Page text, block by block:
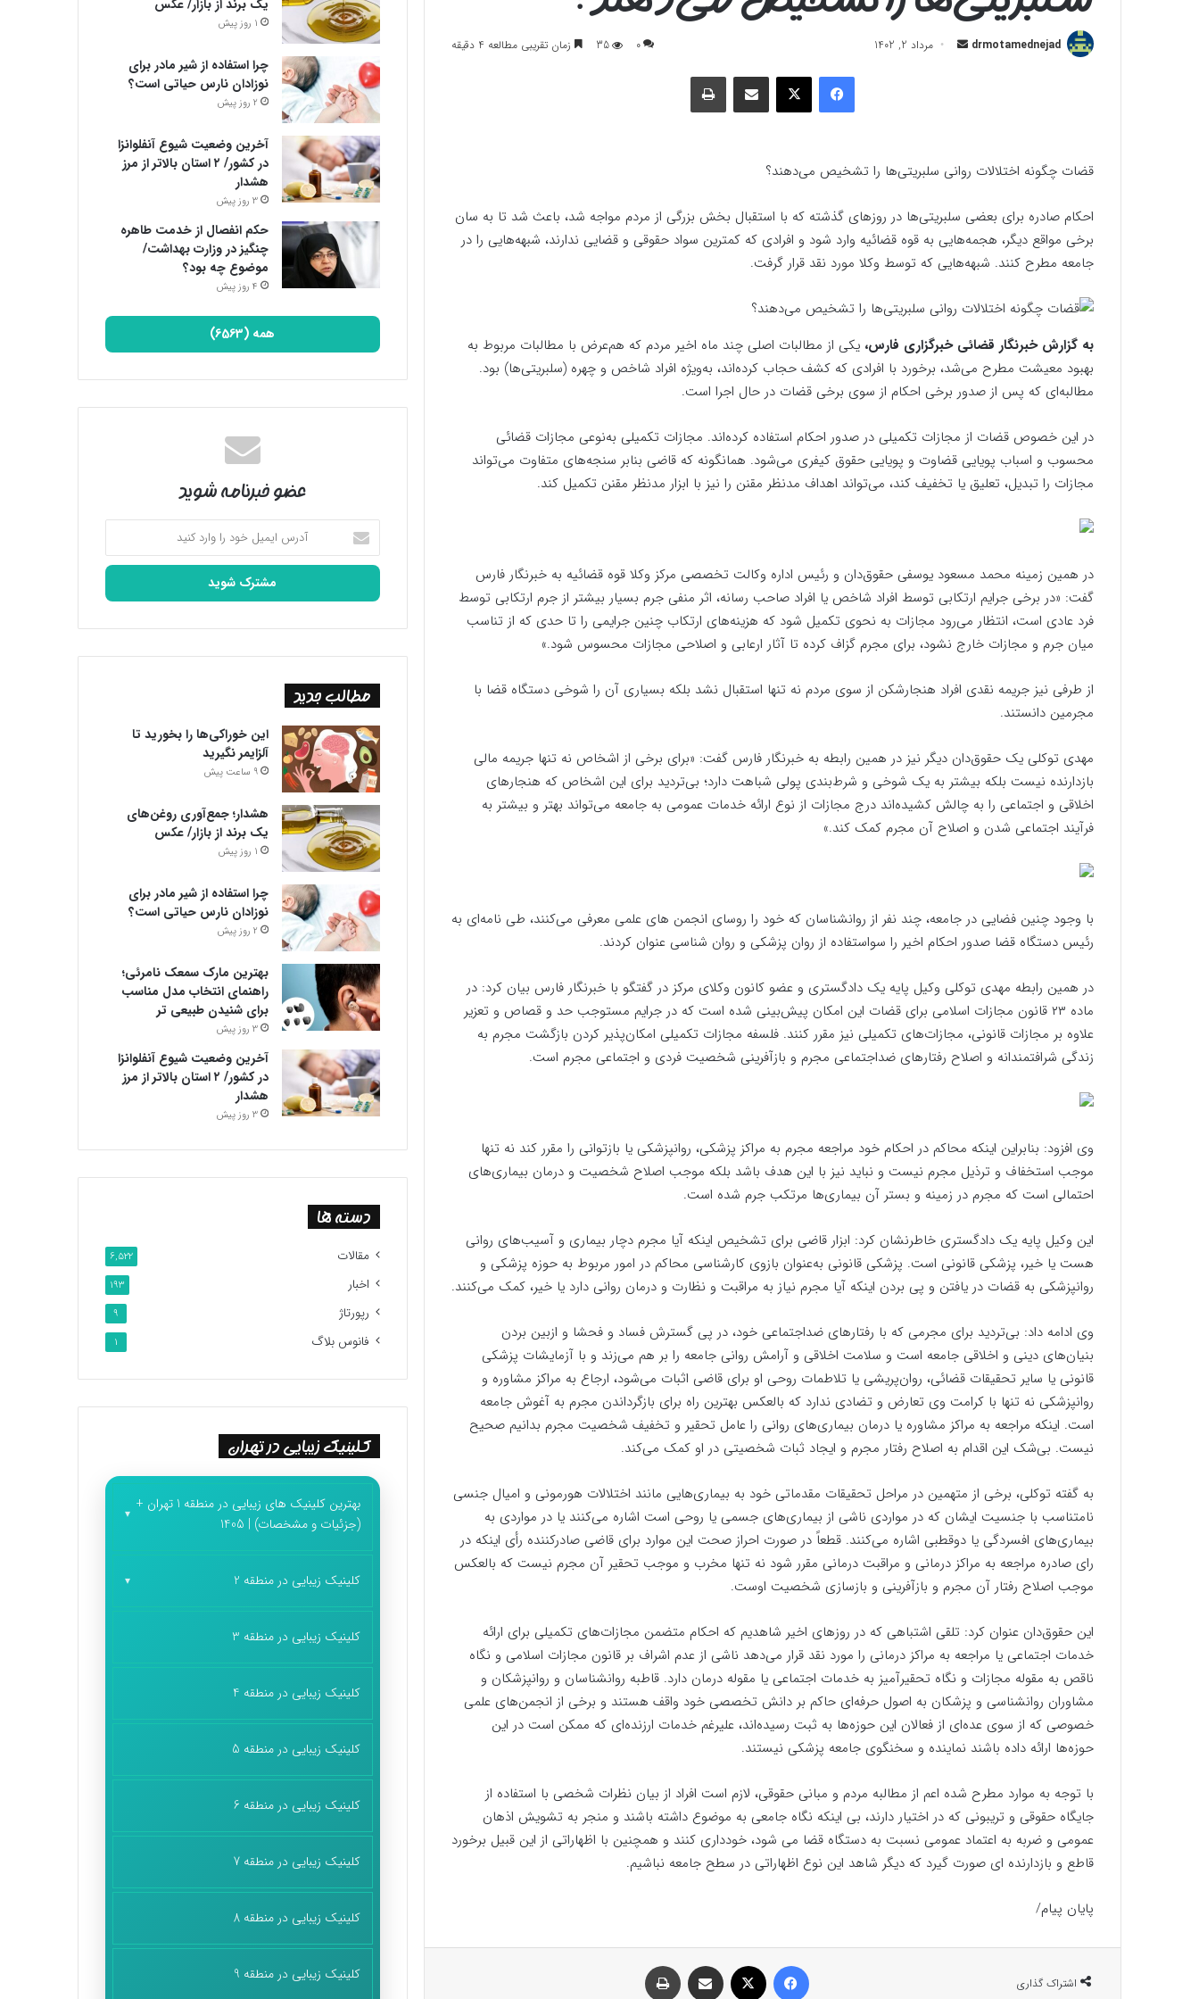
drmotamednejad
ارسال مرداد 2, 1402 0
35 زمان تقریبی مطالعه 4 دقیقه
فیسبوک ایکس اشتراک گذاری با ایمیل چاپ
قضات چگونه اختلالات روانی سلبریتی‌ها را تشخیص می‌دهند؟
احکام صادره‌ برای بعضی سلبریتی‌ها در روزهای گذشته که با استقبال بخش بزرگی از مردم مواجه شد، باعث شد تا به سان
برخی مواقع دیگر، هجمه‌هایی به قوه قضائیه وارد شود و افرادی که کمترین سواد حقوقی و قضایی ندارند، شبهه‌هایی را در
جامعه مطرح کنند. شبهه‌هایی که توسط وکلا مورد نقد قرار گرفت.
به گزارش خبرنگار قضائی خبرگزاری فارس، یکی از مطالبات اصلی چند ماه اخیر مردم که هم‌عرض با مطالبات مربوط به
بهبود معیشت مطرح می‌شد، برخورد با افرادی که کشف حجاب کرده‌اند، به‌ویژه افراد شاخص و چهره (سلبریتی‌ها) بود.
مطالبه‌ای که پس از صدور برخی احکام از سوی برخی قضات در حال اجرا است.
در این خصوص قضات از مجازات تکمیلی در صدور احکام استفاده کرده‌اند. مجازات تکمیلی به‌نوعی مجازات قضائی
محسوب و اسباب پویایی قضاوت و پویایی حقوق کیفری می‌شود. همانگونه که قاضی بنابر سنجه‌های متفاوت می‌تواند
مجازات را تبدیل، تعلیق یا تخفیف کند، می‌تواند اهداف مدنظر مقنن را نیز با ابزار مدنظر مقنن تکمیل کند.
در همین زمینه محمد مسعود یوسفی حقوق‌دان و رئیس اداره وکالت تخصصی مرکز وکلا قوه قضائیه به خبرنگار فارس
گفت: «در برخی جرایم ارتکابی توسط افراد شاخص یا افراد صاحب رسانه، اثر منفی جرم بسیار بیشتر از جرم ارتکابی توسط
فرد عادی است، انتظار می‌رود مجازات به نحوی تکمیل شود که هزینه‌های ارتکاب چنین جرایمی را تا حدی که از تناسب
میان جرم و مجازات خارج نشود، برای مجرم گزاف کرده تا آثار ارعابی و اصلاحی مجازات محسوس شود.»
از طرفی نیز جریمه نقدی افراد هنجارشکن از سوی مردم نه تنها استقبال نشد بلکه بسیاری آن را شوخی دستگاه قضا با
مجرمین دانستند.
مهدی توکلی یک حقوق‌دان دیگر نیز در همین رابطه به خبرنگار فارس گفت: «برای برخی از اشخاص نه تنها جریمه مالی
بازدارنده نیست بلکه بیشتر به یک شوخی و شرط‌بندی پولی شباهت دارد؛ بی‌تردید برای این اشخاص که هنجارهای
اخلاقی و اجتماعی را به چالش کشیده‌اند درج مجازات از نوع ارائه خدمات عمومی به جامعه می‌تواند بهتر و بیشتر به
فرآیند اجتماعی شدن و اصلاح آن مجرم کمک کند.»
با وجود چنین فضایی در جامعه، چند نفر از روانشناسان که خود را روسای انجمن های علمی معرفی می‌کنند، طی نامه‌ای به
رئیس دستگاه قضا صدور احکام اخیر را سواستفاده از روان پزشکی و روان شناسی عنوان کردند.
در همین رابطه مهدی توکلی وکیل پایه یک دادگستری و عضو کانون وکلای مرکز در گفتگو با خبرنگار فارس بیان کرد: در
ماده ۲۳ قانون مجازات اسلامی برای قضات این امکان پیش‌بینی شده است که در جرایم مستوجب حد و قصاص و تعزیر
علاوه بر مجازات قانونی، مجازات‌های تکمیلی نیز مقرر کنند. فلسفه مجازات تکمیلی امکان‌پذیر کردن بازگشت مجرم به
زندگی شرافتمندانه و اصلاح رفتارهای ضداجتماعی مجرم و بازآفرینی شخصیت فردی و اجتماعی مجرم است.
وی افزود: بنابراین اینکه محاکم در احکام خود مراجعه مجرم به مراکز پزشکی، روانپزشکی یا بازتوانی را مقرر کند نه تنها
موجب استخفاف و ترذیل مجرم نیست و نباید نیز با این هدف باشد بلکه موجب اصلاح شخصیت و درمان بیماری‌های
احتمالی است که مجرم در زمینه و بستر آن بیماری‌ها مرتکب جرم شده است.
این وکیل پایه یک دادگستری خاطرنشان کرد: ابزار قاضی برای تشخیص اینکه آیا مجرم دچار بیماری و آسیب‌های روانی
هست یا خیر، پزشکی قانونی است. پزشکی قانونی به‌عنوان بازوی کارشناسی محاکم در امور مربوط به حوزه پزشکی و
روانپزشکی به قضات در یافتن و پی بردن اینکه آیا مجرم نیاز به مراقبت و نظارت و درمان روانی دارد یا خیر، کمک می‌کنند.
وی ادامه داد: بی‌تردید برای مجرمی که با رفتارهای ضداجتماعی خود، در پی گسترش فساد و فحشا و ازبین بردن
بنیان‌های دینی و اخلاقی جامعه است و سلامت اخلاقی و آرامش روانی جامعه را بر هم می‌زند و با آزمایشات پزشکی
قانونی یا سایر تحقیقات قضائی، روان‌پریشی یا تلاطمات روحی او برای قاضی اثبات می‌شود، ارجاع به مراکز مشاوره و
روانپزشکی نه تنها با کرامت وی تعارض و تضادی ندارد که بالعکس بهترین راه برای بازگرداندن مجرم به آغوش جامعه
است. اینکه مراجعه به مراکز مشاوره یا درمان بیماری‌های روانی را عامل تحقیر و تخفیف شخصیت مجرم بدانیم صحیح
نیست. بی‌شک این اقدام به اصلاح رفتار مجرم و ایجاد ثبات شخصیتی در او کمک می‌کند.
به گفته توکلی، برخی از متهمین در مراحل تحقیقات مقدماتی خود به بیماری‌هایی مانند اختلالات هورمونی و امیال جنسی
نامتناسب با جنسیت ایشان که در مواردی ناشی از بیماری‌های جسمی یا روحی است اشاره می‌کنند یا در مواردی به
بیماری‌های افسردگی یا دوقطبی اشاره می‌کنند. قطعاً در صورت احراز صحت این موارد برای قاضی صادرکننده رأی اینکه در
رای صادره مراجعه به مراکز درمانی و مراقبت درمانی مقرر شود نه تنها مخرب و موجب تحقیر آن مجرم نیست که بالعکس
موجب اصلاح رفتار آن مجرم و بازآفرینی و بازسازی شخصیت اوست.
این حقوق‌دان عنوان کرد: تلقی اشتباهی که در روزهای اخیر شاهدیم که احکام متضمن مجازات‌های تکمیلی برای ارائه
خدمات اجتماعی یا مراجعه به مراکز درمانی را مورد نقد قرار می‌دهد ناشی از عدم اشراف بر قانون مجازات اسلامی و نگاه
ناقص به مقوله مجازات و نگاه تحقیرآمیز به خدمات اجتماعی یا مقوله درمان دارد. قاطبه روانشناسان و روانپزشکان و
مشاوران روانشناسی و پزشکان به اصول حرفه‌ای حاکم بر دانش تخصصی خود واقف هستند و برخی از انجمن‌های علمی
خصوصی که از سوی عده‌ای از فعالان این حوزه‌ها به ثبت رسیده‌اند، علیرغم خدمات ارزنده‌ای که ممکن است در این
حوزه‌ها ارائه داده باشند نماینده و سخنگوی جامعه پزشکی نیستند.
با توجه به موارد مطرح شده اعم از مطالبه مردم و مبانی حقوقی، لازم است افراد از بیان نظرات شخصی با استفاده از
جایگاه حقوقی و تریبونی که در اختیار دارند، بی اینکه نگاه جامعی به موضوع داشته باشند و منجر به تشویش اذهان
عمومی و ضربه به اعتماد عمومی نسبت به دستگاه قضا می شود، خودداری کنند و همچنین با اظهاراتی از این قبیل برخورد
قاطع و بازدارنده ای صورت گیرد که دیگر شاهد این نوع اظهاراتی در سطح جامعه نباشیم.
پایان پیام/
اشتراک گذاری
فیسبوک ایکس اشتراک گذاری با ایمیل
یک برند از بازار/ عکس
1 روز پیش
چرا استفاده از شیر مادر برای
نوزادان نارس حیاتی است؟
2 روز پیش
آخرین وضعیت شیوع آنفلوانزا
در کشور/ ۲ استان بالاتر از مرز
هشدار
3 روز پیش
حکم انفصال از خدمت طاهره
چنگیز در وزارت بهداشت/
موضوع چه بود؟
4 روز پیش
همه (6563)
عضو خبرنامه شوید
آدرس
ایمیل
خود
وارد
مطالب جدید
این خوراکی‌ها را بخورید تا
آلزایمر نگیرید
9 ساعت پیش
هشدار؛ جمع‌آوری روغن‌های
یک برند از بازار/ عکس
1 روز پیش
چرا استفاده از شیر مادر برای
نوزادان نارس حیاتی است؟
2 روز پیش
بهترین مارک سمعک نامرئی؛
راهنمای انتخاب مدل مناسب
برای شنیدن طبیعی تر
3 روز پیش
آخرین وضعیت شیوع آنفلوانزا
در کشور/ ۲ استان بالاتر از مرز
هشدار
3 روز پیش
دسته ها
مقالات 6,522
اخبار 193
رپورتاژ 9
فانوس بلاگ 1
کلینیک زیبایی در تهران
بهترین کلینیک های زیبایی در منطقه 1 تهران +
(جزئیات و مشخصات) | 1405
کلینیک زیبایی در منطقه 2
کلینیک زیبایی در منطقه 3
کلینیک زیبایی در منطقه 4
کلینیک زیبایی در منطقه 5
کلینیک زیبایی در منطقه 6
کلینیک زیبایی در منطقه 7
کلینیک زیبایی در منطقه 8
کلینیک زیبایی در منطقه 9